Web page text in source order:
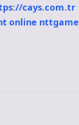
cays.com.tr
online nttgame